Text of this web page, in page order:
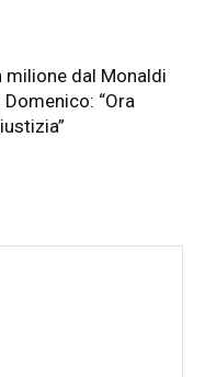
milione dal Monaldi
“Ora